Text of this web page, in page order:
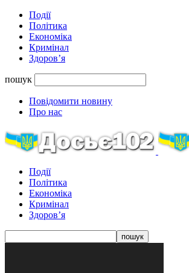
Події
Політика
Економіка
Кримінал
Здоров’я
пошук
Повідомити новину
Про нас
Події
Політика
Економіка
Кримінал
Здоров’я